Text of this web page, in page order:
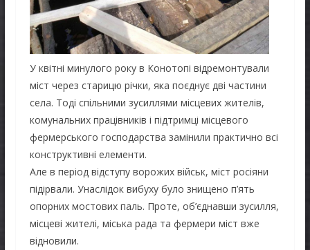
У квітні минулого року в Конотопі відремонтували
міст через старицю річки, яка поєднує дві частини
села. Тоді спільними зусиллями місцевих жителів,
комунальних працівників і підтримці місцевого
фермерського господарства замінили практично всі
конструктивні елементи.
Але в період відступу ворожих військ, міст росіяни
підірвали. Унаслідок вибуху було знищено п’ять
опорних мостових паль. Проте, об’єднавши зусилля,
місцеві жителі, міська рада та фермери міст вже
відновили.